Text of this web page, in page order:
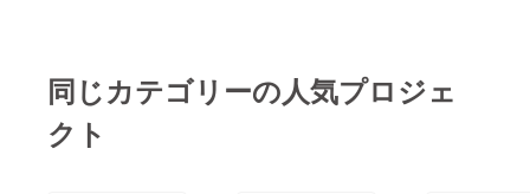
置予定、さらなるスペ
シャルゲストも現在調
に、EAAの魅力を整理
して詰め込み、アピー
同じカテゴリーの人気プロジェ
クト